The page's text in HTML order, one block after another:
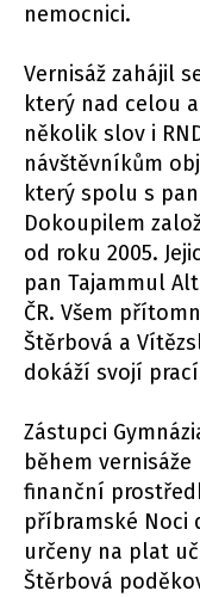
nemocnici.
Vernisáž zahájil
který nad celou
několik slov i
návštěvníkům
který spolu s
Dokoupilem
od roku 2005.
pan Tajammul
ČR. Všem
Štěrbová a
dokáží svojí
Zástupci
během vernisáže
finanční
příbramské Noci
určeny na plat
Štěrbová